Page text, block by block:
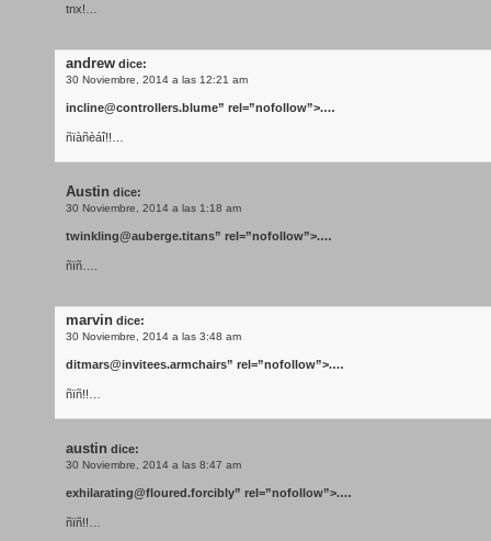
tnx!…
andrew dice:
30 Noviembre, 2014 a las 12:21 am
incline@controllers.blume” rel=”nofollow”>.…
ñïàñèáî!!…
Austin dice:
30 Noviembre, 2014 a las 1:18 am
twinkling@auberge.titans” rel=”nofollow”>.…
ñïñ….
marvin dice:
30 Noviembre, 2014 a las 3:48 am
ditmars@invitees.armchairs” rel=”nofollow”>.…
ñïñ!!…
austin dice:
30 Noviembre, 2014 a las 8:47 am
exhilarating@floured.forcibly” rel=”nofollow”>.…
ñïñ!!…